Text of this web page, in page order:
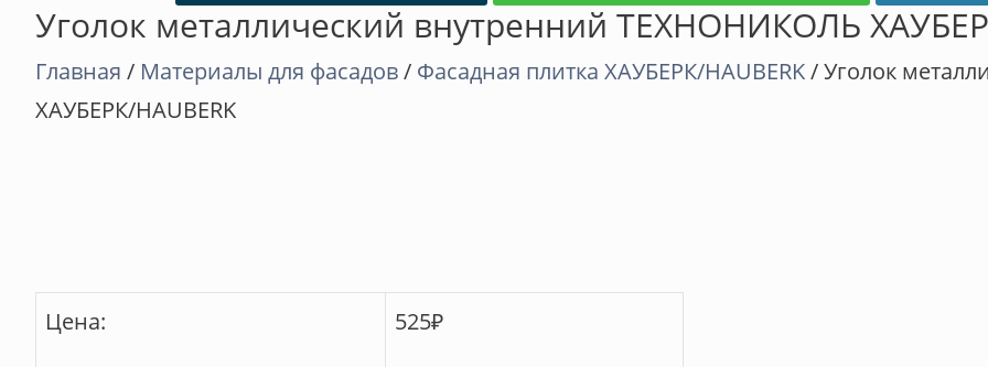
Уголок металлический внутренний ТЕХНОНИКОЛЬ
Главная / Материалы для фасадов/ Фасадная плитка ХАУБЕРК/HAUBERK/ Уголок
ХАУБЕРК/HAUBERK
Цена: 525₽